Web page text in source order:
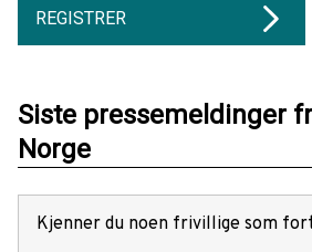
REGISTRER
Siste pressemeldinger
Norge
Kjenner du noen frivillige som